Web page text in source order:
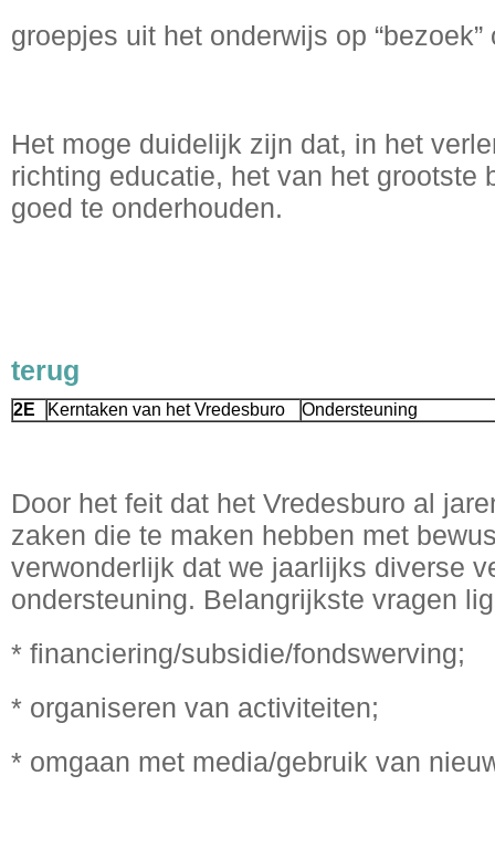
groepjes uit het onderwijs op “bezoek”
Het moge duidelijk zijn dat, in het
richting educatie, het van het grootste
goed te onderhouden.
terug
2E Kerntaken van het Vredesburo Ondersteuning
Door het feit dat het Vredesburo al
zaken die te maken hebben met
verwonderlijk dat we jaarlijks diverse
ondersteuning. Belangrijkste vragen
* financiering/subsidie/fondswerving;
* organiseren van activiteiten;
* omgaan met media/gebruik van